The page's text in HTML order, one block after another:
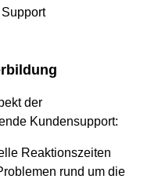
der
Kundensupport:
Reaktionszeiten
rund um die